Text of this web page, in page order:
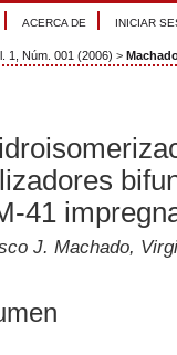
ACERCA DE INICIAR
1, Núm. 001 (2006) >
41
J. Machado,